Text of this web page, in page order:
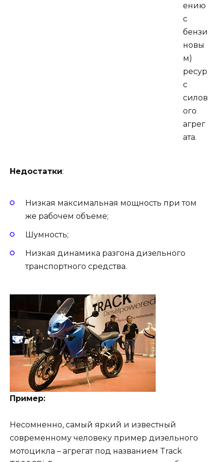
ению
с
бензи
новы
м)
ресур
с
силов
ого
агрег
ата.
Недостатки:
Низкая максимальная мощность при том
же рабочем объеме;
Шумность;
Низкая динамика разгона дизельного
транспортного средства.
Пример:
Несомненно, самый яркий и известный
современному человеку пример дизельного
мотоцикла – агрегат под названием Track